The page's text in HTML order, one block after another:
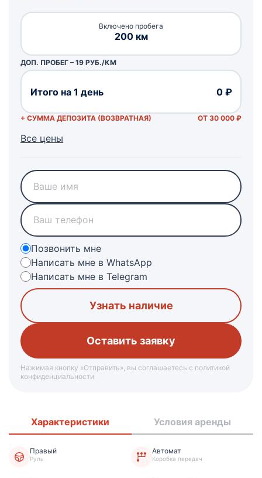
Включено пробега
200 км
ДОП. ПРОБЕГ – 19 РУБ./КМ
Итого на 1 день 0 ₽
+ СУММА ДЕПОЗИТА (ВОЗВРАТНАЯ) ОТ 30 000 ₽
Все цены
Позвонить мне
Написать мне в WhatsApp
Написать мне в Telegram
Узнать наличие
Нажимая кнопку «Отправить», вы соглашаетесь с политикой
конфиденциальности
Характеристики Условия аренды
Правый
Руль
Автомат
Коробка передач